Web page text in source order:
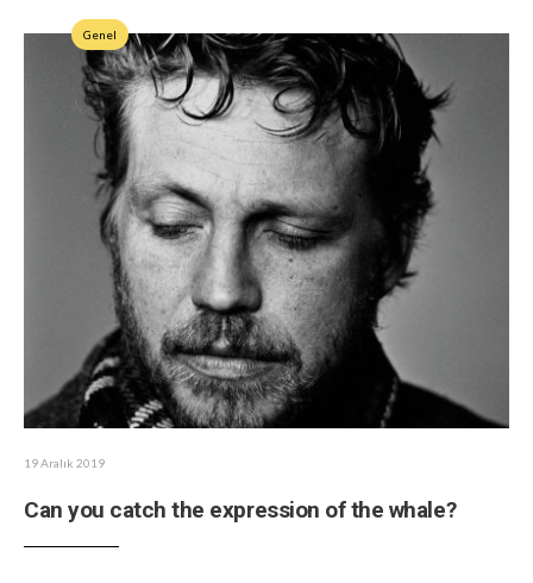
Genel
19 Aralık 2019
Can you catch the expression of the whale?